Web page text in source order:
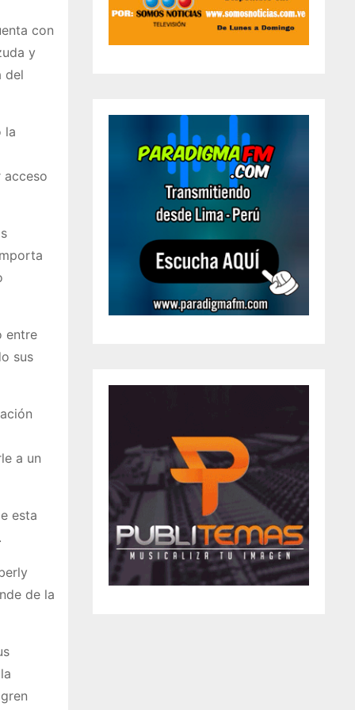
con
y
del
la
acceso
entre
sus
a un
esta
de la